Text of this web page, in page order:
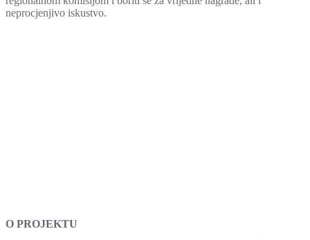
neprocjenjivo iskustvo.
O PROJEKTU